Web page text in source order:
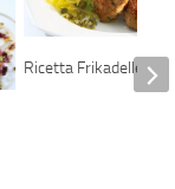
Ricetta Frikadeller